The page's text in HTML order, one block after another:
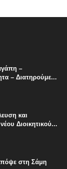
–
– Διατηρούμε...
και
Διοικητικού...
στη Σάμη